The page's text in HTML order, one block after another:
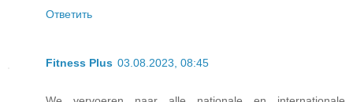
Ответить
Fitness Plus 03.08.2023, 08:45